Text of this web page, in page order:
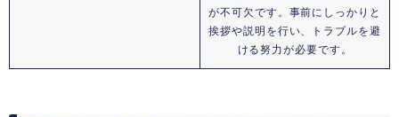
が不可欠です。事前にしっかりと
挨拶や説明を行い、トラブルを避
ける努力が必要です。